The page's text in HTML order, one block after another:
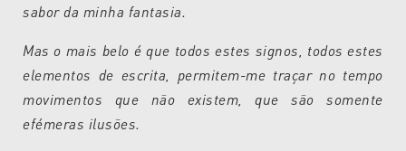
sabor da minha fantasia.
Mas o mais belo é que todos estes signos, todos estes
elementos de escrita, permitem-me traçar no tempo
movimentos que não existem, que são somente
efémeras ilusões.